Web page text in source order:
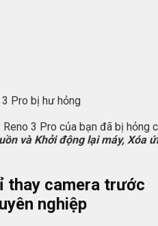
Pro bị hư hỏng
3 Pro của bạn đã bị
và Khởi động lại máy, Xóa
thay camera trước
nghiệp